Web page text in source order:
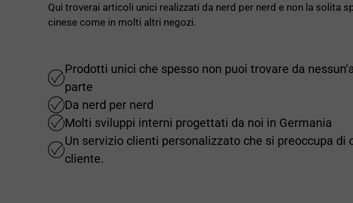
Qui troverai articoli unici realizzati da nerd per nerd e non la solita
cinese come in molti altri negozi.
Prodotti unici che spesso non puoi trovare da
parte
Da nerd per nerd
Molti sviluppi interni progettati da noi in Germania
Un servizio clienti personalizzato che si preoccupa di
cliente.